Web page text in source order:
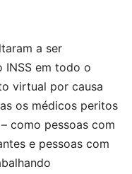
a ser
INSS em todo o
virtual por causa
os médicos peritos
como pessoas com
e pessoas com